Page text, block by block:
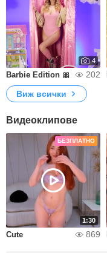
4
Barbie Edition 🎀 202
Виж всички
Видеоклипове
БЕЗПЛАТНО
1:30
Cute 869